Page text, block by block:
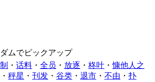
ムでピックアップ
・ 话料 ・ 全员 ・ 放逐 ・ 柊叶 ・慷他人之
・ 秤星 ・ 刊发 ・ 谷类 ・ 退市 ・ 不由 ・ 扑